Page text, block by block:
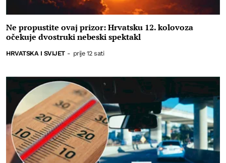
Ne propustite ovaj prizor: Hrvatsku 12. kolovoza
očekuje dvostruki nebeski spektakl
HRVATSKA I SVIJET - prije 12 sati